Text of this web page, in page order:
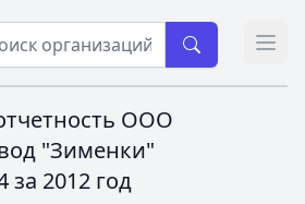
ООО
"Зименки"
за 2012 год